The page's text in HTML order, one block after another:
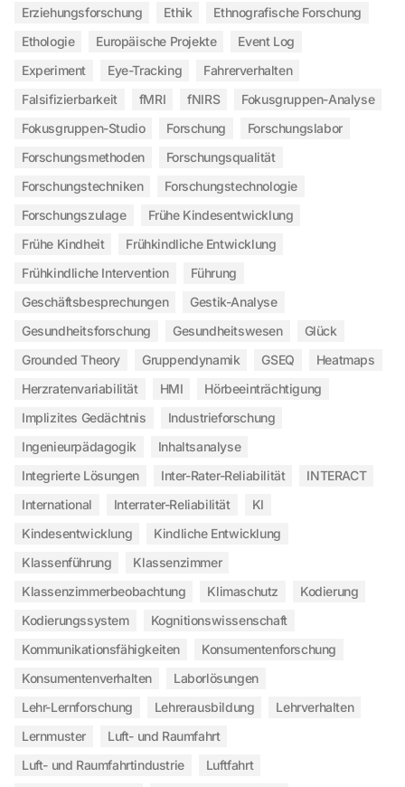
Erziehungsforschung
Ethik
Ethnografische Forschung
Ethologie
Europäische Projekte
Event Log
Experiment
Eye-Tracking
Fahrerverhalten
Falsifizierbarkeit
fMRI fNIRS
Fokusgruppen-Analyse
Fokusgruppen-Studio
Forschung
Forschungslabor
Forschungsmethoden
Forschungsqualität
Forschungstechniken
Forschungstechnologie
Forschungszulage
Frühe Kindesentwicklung
Frühe Kindheit
Frühkindliche Entwicklung
Frühkindliche Intervention
Führung
Geschäftsbesprechungen
Gestik-Analyse
Gesundheitsforschung
Gesundheitswesen
Glück
Grounded Theory
Gruppendynamik GSEQ
Heatmaps
Herzratenvariabilität
HMI
Hörbeeinträchtigung
Implizites Gedächtnis
Industrieforschung
Ingenieurpädagogik
Inhaltsanalyse
Integrierte Lösungen
Inter-Rater-Reliabilität
INTERACT
International
Interrater-Reliabilität
KI
Kindesentwicklung
Kindliche Entwicklung
Klassenführung
Klassenzimmer
Klassenzimmerbeobachtung
Klimaschutz
Kodierung
Kodierungssystem
Kognitionswissenschaft
Kommunikationsfähigkeiten
Konsumentenforschung
Konsumentenverhalten
Laborlösungen
Lehr-Lernforschung
Lehrerausbildung
Lehrverhalten
Lernmuster
Luft- und Raumfahrt
Luft- und Raumfahrtindustrie
Luftfahrt